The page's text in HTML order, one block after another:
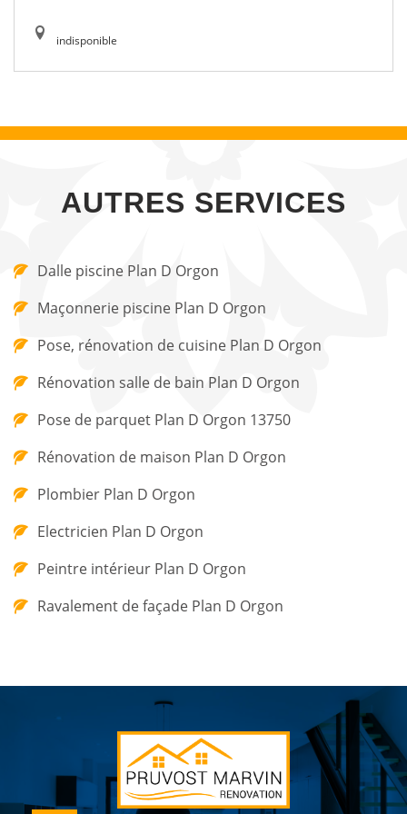
indisponible
AUTRES SERVICES
Dalle piscine Plan D Orgon
Maçonnerie piscine Plan D Orgon
Pose, rénovation de cuisine Plan D Orgon
Rénovation salle de bain Plan D Orgon
Pose de parquet Plan D Orgon 13750
Rénovation de maison Plan D Orgon
Plombier Plan D Orgon
Electricien Plan D Orgon
Peintre intérieur Plan D Orgon
Ravalement de façade Plan D Orgon